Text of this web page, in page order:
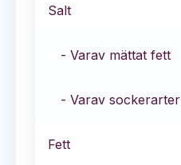
Salt
- Varav mättat fett
- Varav sockerarter
Fett